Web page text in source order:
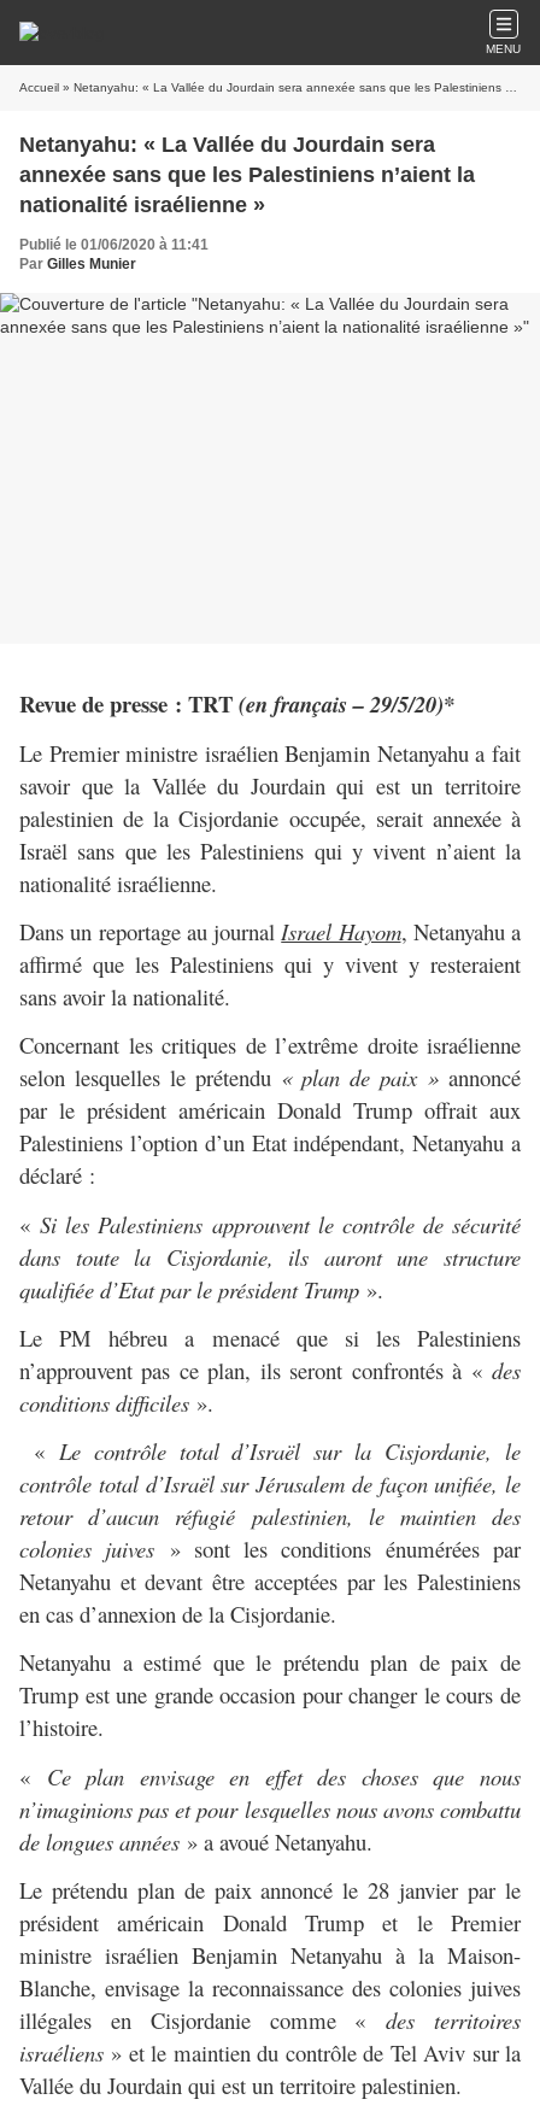
MENU
Accueil » Netanyahu: « La Vallée du Jourdain sera annexée sans que les Palestiniens n’aient la nationalité israélienne »
Netanyahu: « La Vallée du Jourdain sera
annexée sans que les Palestiniens n’aient la
nationalité israélienne »
Publié le 01/06/2020 à 11:41
Par Gilles Munier
Revue de presse : TRT(en français – 29/5/20)*
Le Premier ministre israélien Benjamin Netanyahu a fait
savoir que la Vallée du Jourdain qui est un territoire
palestinien de la Cisjordanie occupée, serait annexée à
Israël sans que les Palestiniens qui y vivent n’aient la
nationalité israélienne.
Dans un reportage au journal Israel Hayom, Netanyahu a
affirmé que les Palestiniens qui y vivent y resteraient
sans avoir la nationalité.
Concernant les critiques de l’extrême droite israélienne
selon lesquelles le prétendu « plan de paix » annoncé
par le président américain Donald Trump offrait aux
Palestiniens l’option d’un Etat indépendant, Netanyahu a
déclaré :
«Si les Palestiniens approuvent le contrôle de sécurité
dans toute la Cisjordanie, ils auront une structure
qualifiée d’Etat par le président Trump ».
Le PM hébreu a menacé que si les Palestiniens
n’approuvent pas ce plan, ils seront confrontés à « des
conditions difficiles ».
« Le contrôle total d’Israël sur la Cisjordanie, le
contrôle total d’Israël sur Jérusalem de façon unifiée, le
retour d’aucun réfugié palestinien, le maintien des
colonies juives » sont les conditions énumérées par
Netanyahu et devant être acceptées par les Palestiniens
en cas d’annexion de la Cisjordanie.
Netanyahu a estimé que le prétendu plan de paix de
Trump est une grande occasion pour changer le cours de
l’histoire.
« Ce plan envisage en effet des choses que nous
n’imaginions pas et pour lesquelles nous avons combattu
de longues années » a avoué Netanyahu.
Le prétendu plan de paix annoncé le 28 janvier par le
président américain Donald Trump et le Premier
ministre israélien Benjamin Netanyahu à la Maison-
Blanche, envisage la reconnaissance des colonies juives
illégales en Cisjordanie comme «des territoires
israéliens » et le maintien du contrôle de Tel Aviv sur la
Vallée du Jourdain qui est un territoire palestinien.